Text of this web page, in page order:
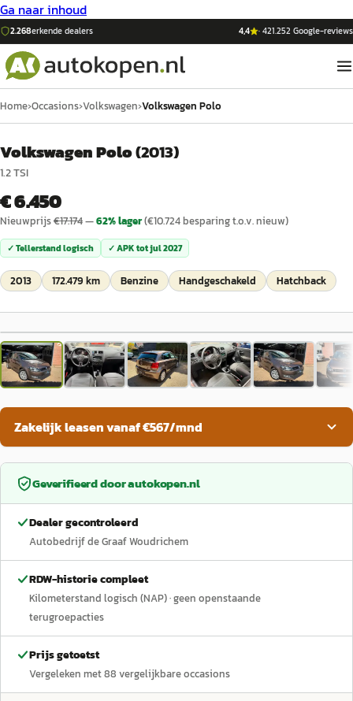
Ga naar inhoud
2.268erkende dealers 4,4 ·421.252Google-reviews
Home›Occasions›Volkswagen›Volkswagen Polo
Volkswagen Polo(2013)
1.2 TSI
€ 6.450
Nieuwprijs€17.174—62% lager(€10.724besparing t.o.v. nieuw)
✓ Tellerstand logisch ✓ APK totjul 2027
2013 172.479 km Benzine Handgeschakeld Hatchback
1/20
Zakelijk leasen vanaf €567/mnd
Geverifieerd doorautokopen.nl
Dealer gecontroleerd
Autobedrijf de Graaf Woudrichem
RDW-historie compleet
Kilometerstand logisch (NAP)· geen openstaande
terugroepacties
Prijs getoetst
Vergeleken met88 vergelijkbare occasions